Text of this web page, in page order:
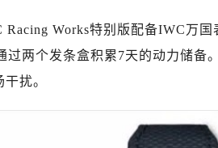
哈尔市龙沙区龙华路万国售后服务
山市尖山区新兴大街万国售后服务中
市北林区新华街与康庄路交叉口万
市伊美区通河路万国售后服务中心（
Racing Works特别版配备IWC万
过两个发条盒积累7天的动力储备
扰。